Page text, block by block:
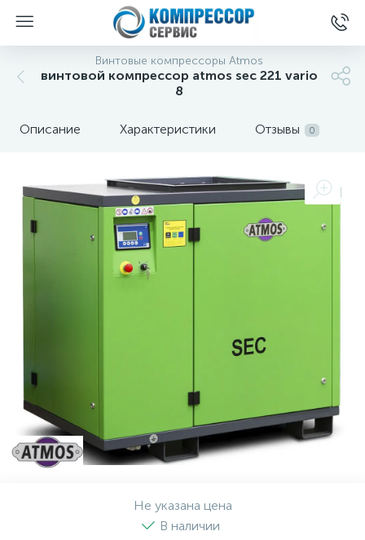
Винтовые компрессоры Atmos
винтовой компрессор atmos sec 221 vario
8
Описание Характеристики Отзывы 0
Не указана цена
В наличии